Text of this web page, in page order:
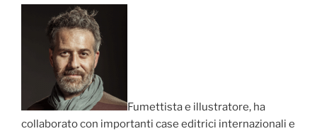
Fumettista e illustratore, ha
collaborato con importanti case editrici internazionali e